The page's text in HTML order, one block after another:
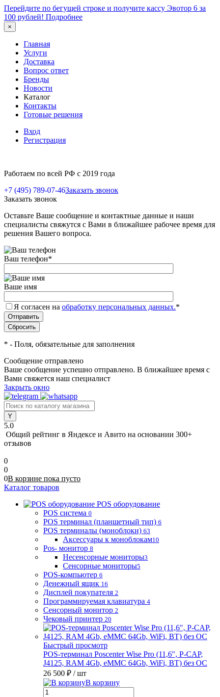
Перейдите по бегущей строке и получите кассу Эвотор 6 за
100 рублей! Подробнее
×
Главная
Услуги
Доставка
Вопрос ответ
Бренды
Новости
Каталог
Контакты
Готовые решения
Вход
Регистрация
Работаем по всей РФ с 2019 года
+7 (495) 789-07-46Заказать звонок
Заказать звонок
Оставьте Ваше сообщение и контактные данные и наши
специалисты свяжутся с Вами в ближайшее рабочее время для
решения Вашего вопроса.
Ваш телефон*
Ваше имя
Я согласен на обработку персональных данных.*
* - Поля, обязательные для заполнения
Сообщение отправлено
Ваше сообщение успешно отправлено. В ближайшее время с
Вами свяжется наш специалист
Закрыть окно
5.0
Общий рейтинг в Яндексе и Авито на основании 300+
отзывов
0
0
0В корзине пока пусто
Каталог товаров
POS оборудование
POS система 0
POS терминал (планшетный тип) 6
POS терминалы (моноблоки) 63
Аксессуары к моноблокам10
Pos- монитор 8
Несенсорные мониторы3
Сенсорные мониторы5
POS-компьютер 6
Денежный ящик 16
Дисплей покупателя 2
Программируемая клавиатура 4
Сенсорный монитор 2
Чековый принтер 20
Быстрый просмотр
POS-терминал Poscenter Wise Pro (11,6", P-CAP,
J4125, RAM 4Gb, eMMC 64Gb, WiFi, BT) без ОС
26 500 ₽ / шт
В корзину